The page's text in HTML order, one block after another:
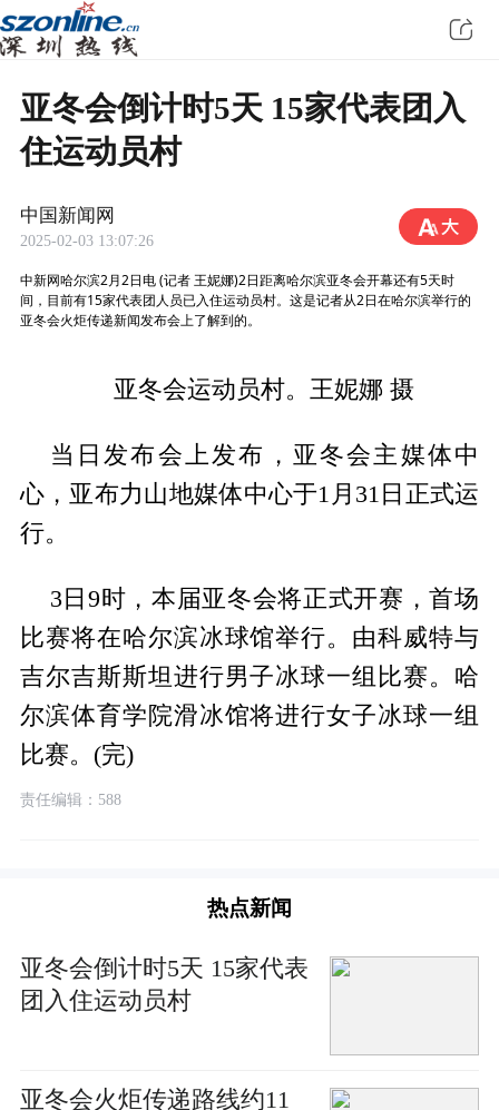
亚冬会倒计时5天 15家代表团入
住运动员村
中国新闻网
2025-02-03 13:07:26
中新网哈尔滨2月2日电 (记者 王妮娜)2日距离哈尔滨亚冬会开幕还有5天时
间，目前有15家代表团人员已入住运动员村。这是记者从2日在哈尔滨举行的
亚冬会火炬传递新闻发布会上了解到的。
亚冬会运动员村。王妮娜 摄
当日发布会上发布，亚冬会主媒体中
心，亚布力山地媒体中心于1月31日正式运
行。
3日9时，本届亚冬会将正式开赛，首场
比赛将在哈尔滨冰球馆举行。由科威特与
吉尔吉斯斯坦进行男子冰球一组比赛。哈
尔滨体育学院滑冰馆将进行女子冰球一组
比赛。(完)
责任编辑：588
热点新闻
亚冬会倒计时5天 15家代表
团入住运动员村
亚冬会火炬传递路线约11